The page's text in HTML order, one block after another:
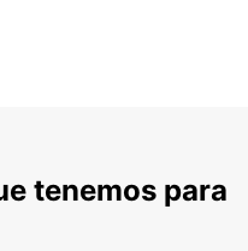
tenemos para